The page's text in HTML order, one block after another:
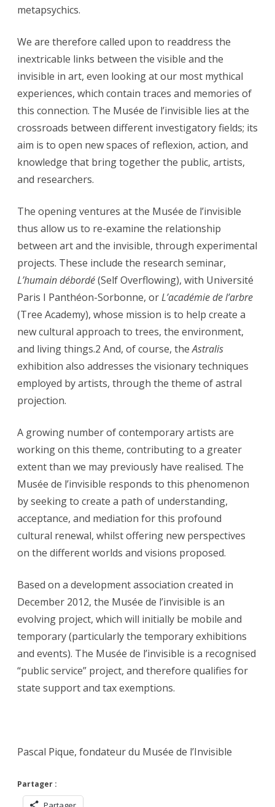
metapsychics.
We are therefore called upon to readdress the
inextricable links between the visible and the
invisible in art, even looking at our most mythical
experiences, which contain traces and memories of
this connection. The Musée de l’invisible lies at the
crossroads between different investigatory fields; its
aim is to open new spaces of reflexion, action, and
knowledge that bring together the public, artists,
and researchers.
The opening ventures at the Musée de l’invisible
thus allow us to re-examine the relationship
between art and the invisible, through experimental
projects. These include the research seminar,
L’humain débordé(Self Overflowing), with Université
Paris I Panthéon-Sorbonne, orL’académie de l’arbre
(Tree Academy), whose mission is to help create a
new cultural approach to trees, the environment,
and living things.2 And, of course, theAstralis
exhibition also addresses the visionary techniques
employed by artists, through the theme of astral
projection.
A growing number of contemporary artists are
working on this theme, contributing to a greater
extent than we may previously have realised. The
Musée de l’invisible responds to this phenomenon
by seeking to create a path of understanding,
acceptance, and mediation for this profound
cultural renewal, whilst offering new perspectives
on the different worlds and visions proposed.
Based on a development association created in
December 2012, the Musée de l’invisible is an
evolving project, which will initially be mobile and
temporary (particularly the temporary exhibitions
and events). The Musée de l’invisible is a recognised
“public service” project, and therefore qualifies for
state support and tax exemptions.
Pascal Pique, fondateur du Musée de l’Invisible
Partager :